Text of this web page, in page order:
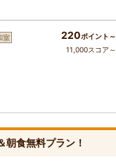
室 220ポイント～
11,000スコア～
朝食無料プラン！